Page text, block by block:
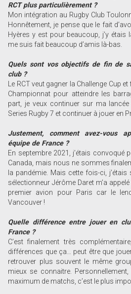
RCT plus particulièrement ?
Mon intégration au Rugby Club
Honnêtement, je pense que le fait
Hyères y est pour beaucoup, j’y étais
me suis fait beaucoup d’amis là-bas.
Quels sont vos objectifs de fin de
club ?
Le RCT veut gagner la Challenge Cup
Championnat pour atteindre les
part, je veux continuer sur ma
Series Rugby 7 et continuer à jouer en
Justement, comment avez-vous
équipe de France ?
En septembre 2021, j’étais convoqué
Canada, mais nous ne sommes
la pandémie. Mais cette fois-ci,
sélectionneur Jérôme Daret m’a
premier avion pour Paris car le
Vancouver !
Quelle différence entre jouer en
France ?
C’est finalement très
différences que ça… peut être que
retrouver plus souvent le même
mieux se connaitre.
maximum de matchs, c’est le plus